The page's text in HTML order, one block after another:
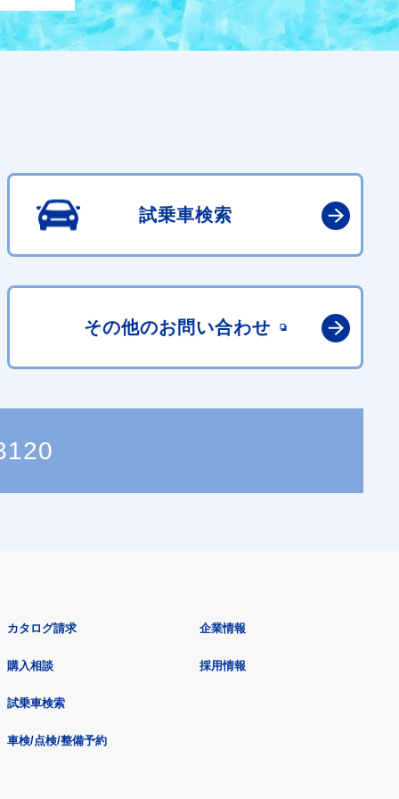
試乗車検索
その他のお問い合わせ
カタログ請求
購入相談
試乗車検索
車検/点検/整備予約
企業情報
採用情報